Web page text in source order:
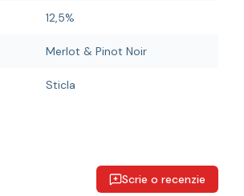
12,5%
Merlot & Pinot Noir
Sticla
Scrie o recenzie